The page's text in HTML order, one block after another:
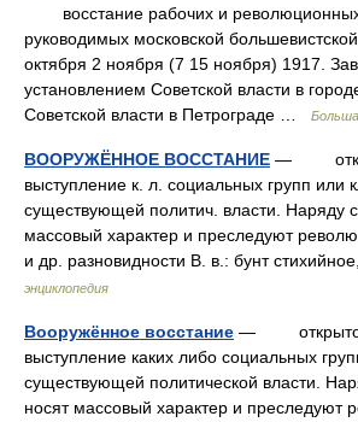
восстание рабочих и революционных
руководимых московской
октября 2 ноября (7 15 ноября) 1917.
установлением Советской власти в
Советской власти в Петрограде …
ВООРУЖЁННОЕ ВОССТАНИЕ —
выступление к. л. социальных групп или
существующей политич. власти. Наряду
массовый характер и преследуют
и др. разновидности В. в.: бунт
энциклопедия
Вооружённое восстание — открытое
выступление каких либо социальных
существующей политической власти.
носят массовый характер и преследуют